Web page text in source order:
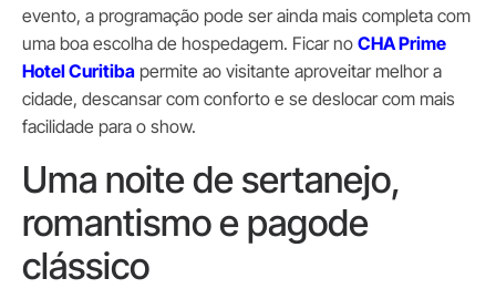
evento, a programação pode ser ainda mais completa com
uma boa escolha de hospedagem. Ficar no CHA Prime
Hotel Curitiba permite ao visitante aproveitar melhor a
cidade, descansar com conforto e se deslocar com mais
facilidade para o show.
Uma noite de sertanejo,
romantismo e pagode
clássico